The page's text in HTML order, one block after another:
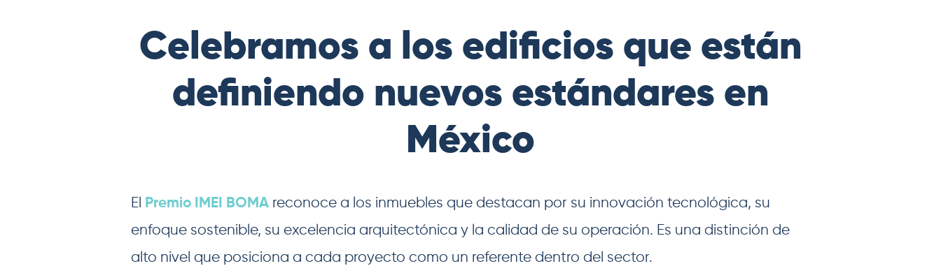
Celebramos a los edificios que están
definiendo nuevos estándares en
México
El Premio IMEI BOMA reconoce a los inmuebles que destacan por su innovación tecnológica, su
enfoque sostenible, su excelencia arquitectónica y la calidad de su operación. Es una distinción de
alto nivel que posiciona a cada proyecto como un referente dentro del sector.